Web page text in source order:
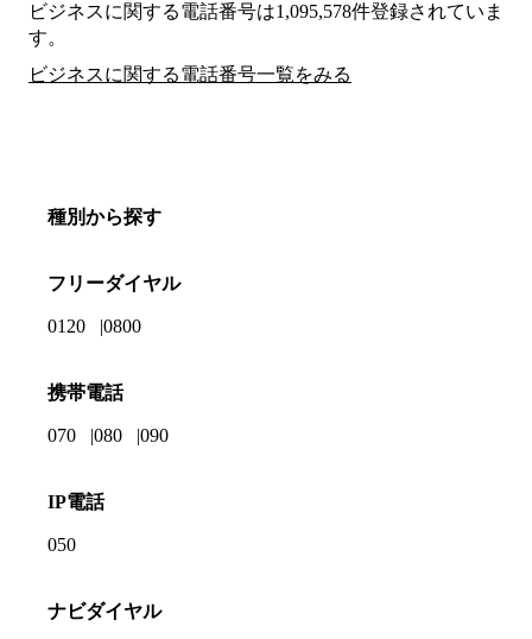
ビジネスに関する電話番号は1,095,578件登録されていま
す。
ビジネスに関する電話番号一覧をみる
種別から探す
フリーダイヤル
0120 0800
携帯電話
070 080 090
IP電話
050
ナビダイヤル